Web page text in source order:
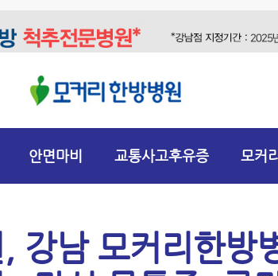
안면마비 교통사고후유증 모커
강남 모커리한방